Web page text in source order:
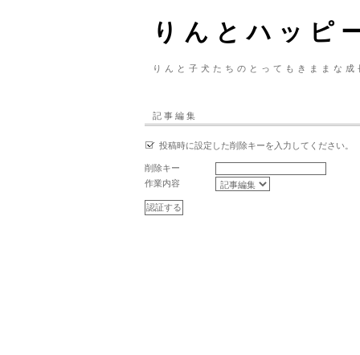
りんとハッピ
りんと子犬たちのとってもきままな
記事編集
投稿時に設定した削除キーを入力してください。
削除キー
作業内容